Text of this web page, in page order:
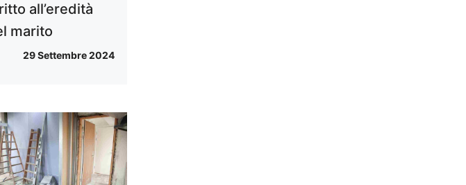
all’eredità
marito
29 Settembre 2024